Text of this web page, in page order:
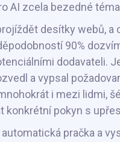
AI zcela bezedné
desítky webů,
90%
a vypsal
i mezi
konkrétní pokyn s
pračka a